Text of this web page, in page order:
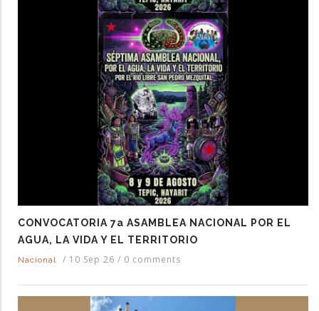
CONVOCATORIA 7a ASAMBLEA NACIONAL POR EL
AGUA, LA VIDA Y EL TERRITORIO
Nacional / 10 Sep 26 / 0 comments